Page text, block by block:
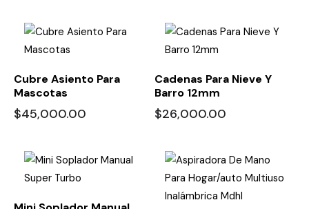
Cubre Asiento Para
Mascotas
$45,000.00
Cadenas Para Nieve Y
Barro 12mm
$26,000.00